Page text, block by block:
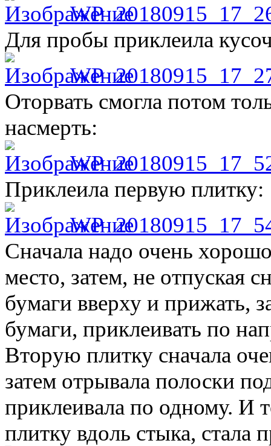
Для пробы приклеила
Оторвать смогла потом
насмерть:
Приклеила первую плитку:
Сначала надо очень
место, затем, не отпуская
бумаги вверху и прижать,
бумаги, приклеивать по
Вторую плитку сначала
затем отрывала полоски
приклеивала по одному. И
плитку вдоль стыка, стала